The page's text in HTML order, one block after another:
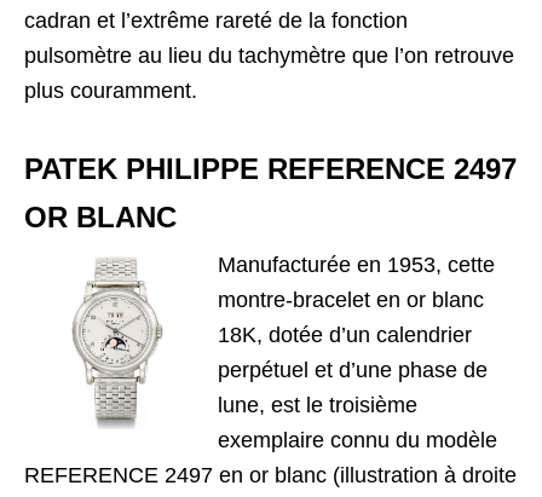
cadran et l’extrême rareté de la fonction
pulsomètre au lieu du tachymètre que l’on retrouve
plus couramment.
PATEK PHILIPPE REFERENCE 2497
OR BLANC
Manufacturée en 1953, cette
montre-bracelet en or blanc
18K, dotée d’un calendrier
perpétuel et d’une phase de
lune, est le troisième
exemplaire connu du modèle
REFERENCE 2497 en or blanc (illustration à droite